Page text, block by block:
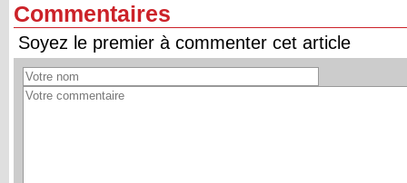
Commentaires
Soyez le premier à commenter cet article